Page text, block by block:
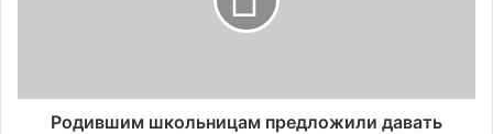
Родившим школьницам предложили давать